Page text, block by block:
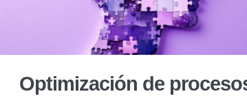
Optimización de